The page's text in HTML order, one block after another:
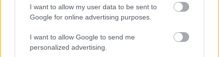
I want to allow my user data to be sent to
Google for online advertising purposes.
I want to allow Google to send me
personalized advertising.
2018 július 8. 08:00
Egy rajongó elképzelte, hogy milyen lenne a The